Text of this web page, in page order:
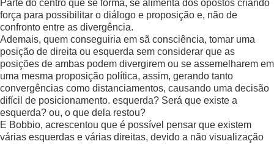
Parte do centro que se forma, se alimenta dos opostos criando
força para possibilitar o diálogo e proposição e, não de
confronto entre as divergência.
Ademais, quem conseguiria em sã consciência, tomar uma
posição de direita ou esquerda sem considerar que as
posições de ambas podem divergirem ou se assemelharem em
uma mesma proposição política, assim, gerando tanto
convergências como distanciamentos, causando uma decisão
difícil de posicionamento. esquerda? Será que existe a
esquerda? ou, o que dela restou?
E Bobbio, acrescentou que é possível pensar que existem
várias esquerdas e várias direitas, devido a não visualização